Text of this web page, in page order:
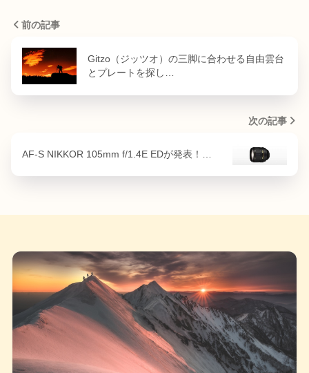
前の記事
Gitzo（ジッツオ）の三脚に合わせる自由雲台
とプレートを探し…
次の記事
AF-S NIKKOR 105mm f/1.4E EDが発表！…